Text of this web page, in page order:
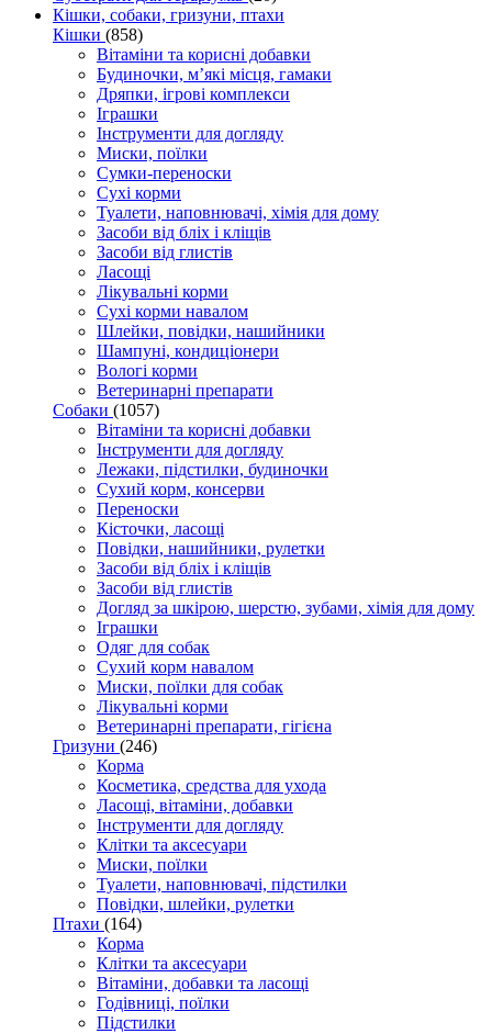
Кішки, собаки, гризуни, птахи
Кішки (858)
Вітаміни та корисні добавки
Будиночки, м’які місця, гамаки
Дряпки, ігрові комплекси
Іграшки
Інструменти для догляду
Миски, поїлки
Сумки-переноски
Сухі корми
Туалети, наповнювачі, хімія для дому
Засоби від бліх і кліщів
Засоби від глистів
Ласощі
Лікувальні корми
Сухі корми навалом
Шлейки, повідки, нашийники
Шампуні, кондиціонери
Вологі корми
Ветеринарні препарати
Собаки (1057)
Вітаміни та корисні добавки
Інструменти для догляду
Лежаки, підстилки, будиночки
Сухий корм, консерви
Переноски
Кісточки, ласощі
Повідки, нашийники, рулетки
Засоби від бліх і кліщів
Засоби від глистів
Догляд за шкірою, шерстю, зубами, хімія для дому
Іграшки
Одяг для собак
Сухий корм навалом
Миски, поїлки для собак
Лікувальні корми
Ветеринарні препарати, гігієна
Гризуни (246)
Корма
Косметика, средства для ухода
Ласощі, вітаміни, добавки
Інструменти для догляду
Клітки та аксесуари
Миски, поїлки
Туалети, наповнювачі, підстилки
Повідки, шлейки, рулетки
Птахи (164)
Корма
Клітки та аксесуари
Вітаміни, добавки та ласощі
Годівниці, поїлки
Підстилки